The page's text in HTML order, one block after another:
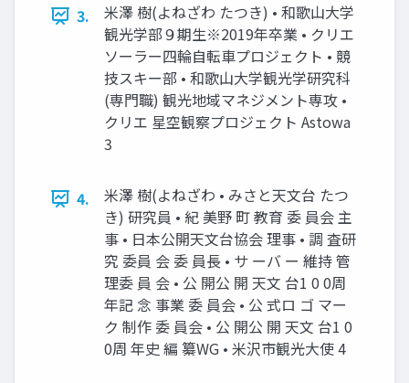
3.
米澤 樹(よねざわ たつき) • 和歌山大学
観光学部９期生※2019年卒業 • クリエ
ソーラー四輪自転車プロジェクト • 競
技スキー部 • 和歌山大学観光学研究科
(専門職) 観光地域マネジメント専攻 •
クリエ 星空観察プロジェクト Astowa
3
4.
米澤 樹(よねざわ • みさと天文台 たつ
き) 研究員 • 紀 美野 町 教育 委 員会 主
事 • 日本公開天文台協会 理事 • 調 査研
究 委員 会 委 員長 • サ ーバ ー 維持 管
理委 員 会 • 公 開公 開 天文 台1 0 0周
年記 念 事業 委 員会 • 公 式ロ ゴ マー
ク 制作 委 員会 • 公 開公 開 天文 台1 0
0周 年史 編 纂WG • 米沢市観光大使 4